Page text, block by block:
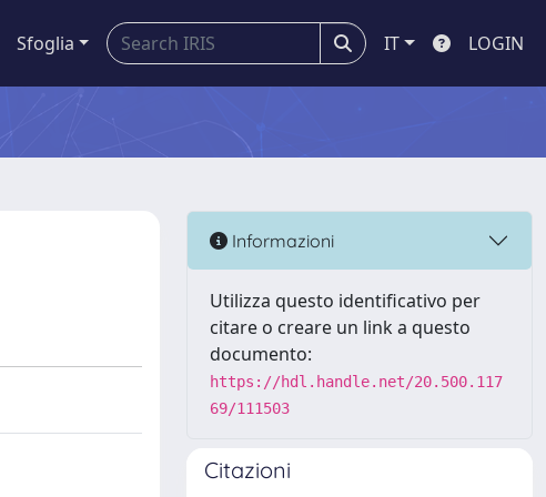
Sfoglia IT LOGIN
Informazioni
Utilizza questo identificativo per
citare o creare un link a questo
documento:
https://hdl.handle.net/20.500.117
69/111503
Citazioni